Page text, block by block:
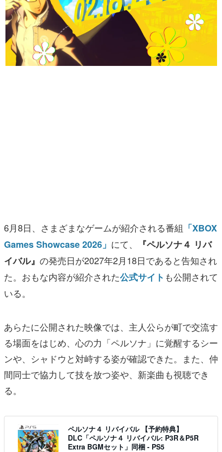
カテゴリ
特集記事
マンガ
6月8日、さまざまなゲームが紹介される番組 「XBOX
Games Showcase 2026」 にて、
『ペルソナ４ リバ
イバル』 の発売日が2027年2月18日であると告知され
た。おもな内容が紹介された公式サイト も公開されて
いる。
あらたに公開された映像では、主人公らが町で交流す
る場面をはじめ、心の力「ペルソナ」に覚醒するシー
ンや、シャドウと対峙する姿が確認できた。また、仲
間同士で協力して技を放つ姿や、新楽曲も視聴でき
る。
ペルソナ４ リバイバル 【予約特典】
DLC「ペルソナ４ リバイバル: P3R＆P5R
Extra BGMセット」同梱 - PS5